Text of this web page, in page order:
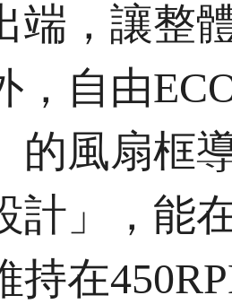
端，讓整
，自由
的風扇框
計」，能
持在